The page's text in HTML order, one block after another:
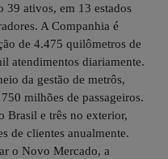
39 ativos, em 13 estados
A Companhia é
de 4.475 quilômetros de
atendimentos diariamente.
da gestão de metrôs,
milhões de passageiros.
Brasil e três no exterior,
de clientes anualmente.
o Novo Mercado, a